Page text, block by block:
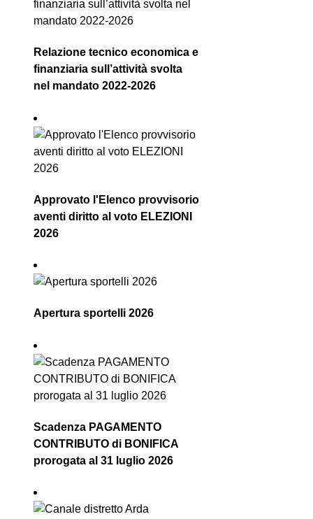
Relazione tecnico economica e
finanziaria sull’attività svolta
nel mandato 2022-2026
Approvato l'Elenco provvisorio
aventi diritto al voto ELEZIONI
2026
Apertura sportelli 2026
Scadenza PAGAMENTO
CONTRIBUTO di BONIFICA
prorogata al 31 luglio 2026